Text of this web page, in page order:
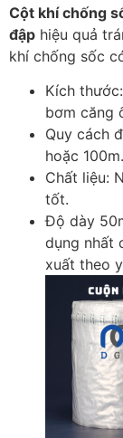
Cột khí chống
đập hiệu quả
khí chống sốc
Kích
bơm căng
Quy cách
hoặc 100m.
Chất liệu:
tốt.
Độ dày
dụng nhất
xuất theo